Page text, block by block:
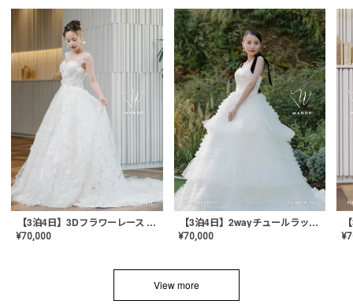
【3泊4日】3Dフラワーレース ドレス〈PD-WDOR-331〉
¥70,000
【3泊4日】2wayチュールラッフルドレス〈PD-WDOR-341RTL〉
¥70,000 ¥
View more